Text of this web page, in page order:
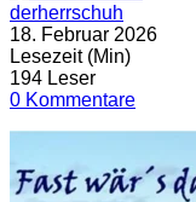
derherrschuh
18. Februar 2026
Lesezeit (Min)
194 Leser
0 Kommentare